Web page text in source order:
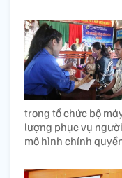
trong tổ chức bộ
lượng phục vụ
mô hình chính